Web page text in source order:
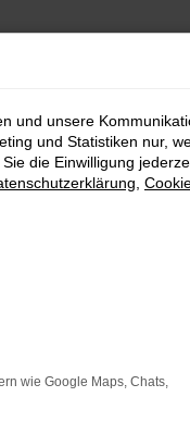
in einem anderen
und unsere
und Statistiken nur,
die Einwilligung
wie Google Maps, Chats,